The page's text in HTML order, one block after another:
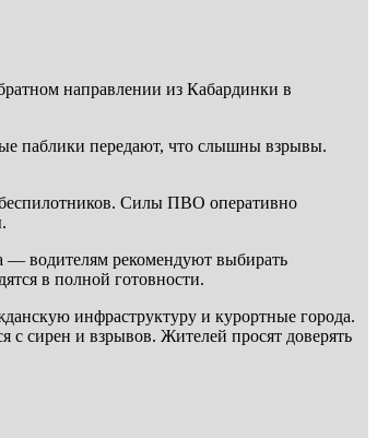
направлении из Кабардинки в
паблики передают, что слышны взрывы.
беспилотников. Силы ПВО оперативно
— водителям рекомендуют выбирать
в полной готовности.
инфраструктуру и курортные города.
сирен и взрывов. Жителей просят доверять